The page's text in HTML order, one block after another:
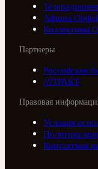
Афиша
Коллективы
Партнеры
Российская
///ТРАКТ
Правовая
Условия
Политика
Контактная